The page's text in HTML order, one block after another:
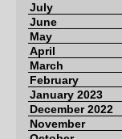
July
June
May
April
March
February
January 2023
December 2022
November